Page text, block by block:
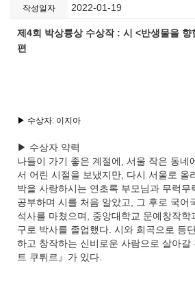
작성일자 2022-01-19
제4회 박상륭상 수상작 : 시 <반생물을
편
▶ 수상자: 이지아
▶ 수상자 약력
나들이 가기 좋은 계절에, 서울 작은 동네
서 어린 시절을 보냈지만, 다시 서울로 올
박을 사랑하시는 연초록 부모님과 무럭무
공부하며 시를 처음 알았고, 그 후로 국어
석사를 마쳤으며, 중앙대학교 문예창작학
구로 박사를 졸업했다. 시와 희곡으로 등
하고 창작하는 신비로운 사람으로 살아갈
트 쿠튀르』가 있다.